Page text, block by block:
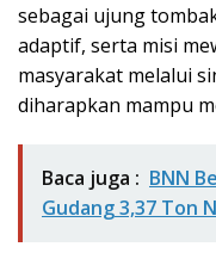
sebagai ujung
adaptif, serta misi
masyarakat melalui
diharapkan mampu
Baca juga : BNN
Gudang 3,37 Ton